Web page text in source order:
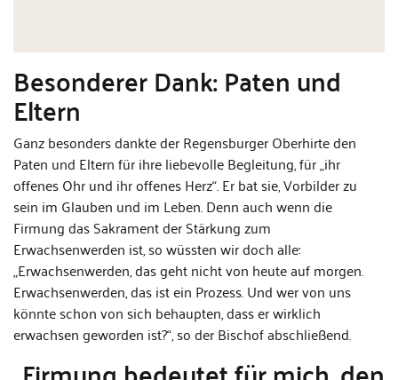
Besonderer Dank: Paten und
Eltern
Ganz besonders dankte der Regensburger Oberhirte den
Paten und Eltern für ihre liebevolle Begleitung, für „ihr
offenes Ohr und ihr offenes Herz“. Er bat sie, Vorbilder zu
sein im Glauben und im Leben. Denn auch wenn die
Firmung das Sakrament der Stärkung zum
Erwachsenwerden ist, so wüssten wir doch alle:
„Erwachsenwerden, das geht nicht von heute auf morgen.
Erwachsenwerden, das ist ein Prozess. Und wer von uns
könnte schon von sich behaupten, dass er wirklich
erwachsen geworden ist?“, so der Bischof abschließend.